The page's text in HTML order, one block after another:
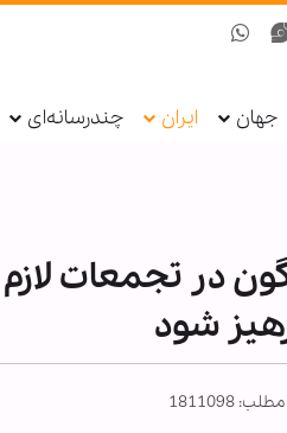
جهان ایران چندرسانه‌ای
در تجمعات
شود
1811098